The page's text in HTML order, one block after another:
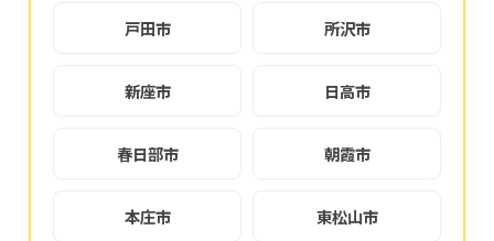
戸田市 所沢市
新座市 日高市
春日部市 朝霞市
本庄市 東松山市